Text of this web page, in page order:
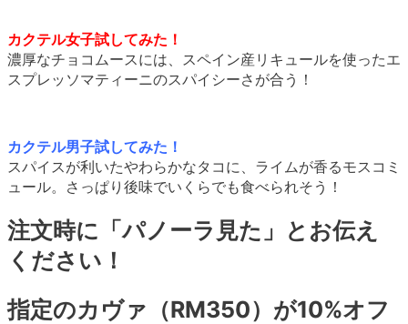
カクテル女子試してみた！
濃厚なチョコムースには、スペイン産リキュールを使ったエ
スプレッソマティーニのスパイシーさが合う！
カクテル男子試してみた！
スパイスが利いたやわらかなタコに、ライムが香るモスコミ
ュール。さっぱり後味でいくらでも食べられそう！
注文時に「パノーラ見た」とお伝え
ください！
指定のカヴァ（RM350）が10%オフ